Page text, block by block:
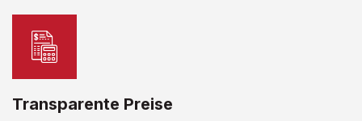
Transparente Preise